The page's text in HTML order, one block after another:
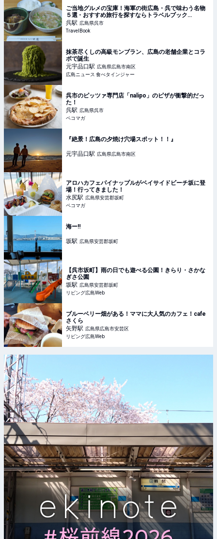
ご当地グルメの宝庫！海軍の街広島・呉で味わう名物
５選 - おすすめ旅行を探すならトラベルブック
(TravelBook)
呉駅 広島県呉市
TravelBook
抹茶尽くしの高級モンブラン、広島の老舗企業とコラ
ボで誕生
元宇品口駅 広島県広島市南区
広島ニュース 食べタインジャー
呉市のピッツァ専門店「nalipo」のピザが衝撃的だっ
た！
呉駅 広島県呉市
ペコマガ
『絶景！広島の夕焼け穴場スポット！！』
元宇品口駅 広島県広島市南区
アロハカフェパイナップルがベイサイドビーチ坂に登
場！行ってきました！
水尻駅 広島県安芸郡坂町
ペコマガ
海ー‼️
坂駅 広島県安芸郡坂町
【呉市坂町】雨の日でも遊べる公園！きらり・さかな
ぎさ公園
坂駅 広島県安芸郡坂町
リビング広島Web
ブルーベリー畑がある！ママに大人気のカフェ！cafe
さくら
矢野駅 広島県広島市安芸区
リビング広島Web